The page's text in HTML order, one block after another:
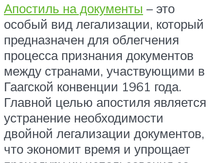
Апостиль на документы – это
особый вид легализации, который
предназначен для облегчения
процесса признания документов
между странами, участвующими в
Гаагской конвенции 1961 года.
Главной целью апостиля является
устранение необходимости
двойной легализации документов,
что экономит время и упрощает